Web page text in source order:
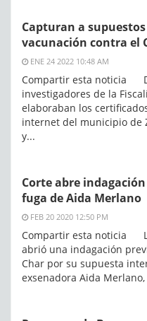
Capturan a
vacunación contra el
ENE 24 2022 10:48 AM
Compartir esta noticia
investigadores de la
elaboraban los
internet del municipio de
y...
Corte abre
fuga de Aida Merlano
FEB 20 2020 12:50 PM
Compartir esta noticia
abrió una indagación
Char por su supuesta
exsenadora Aida